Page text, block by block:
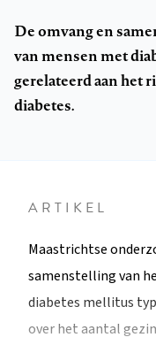
De omvang en
van mensen met
gerelateerd aan het
diabetes.
ARTIKEL
Maastrichtse
samenstelling van
diabetes mellitus
over het aantal